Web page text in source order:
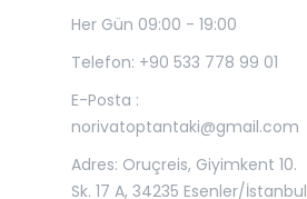
Her Gün 09:00 - 19:00
Telefon: +90 533 778 99 01
E-Posta :
norivatoptantaki@gmail.com
Adres: Oruçreis, Giyimkent 10.
Sk. 17 A, 34235 Esenler/İstanbul